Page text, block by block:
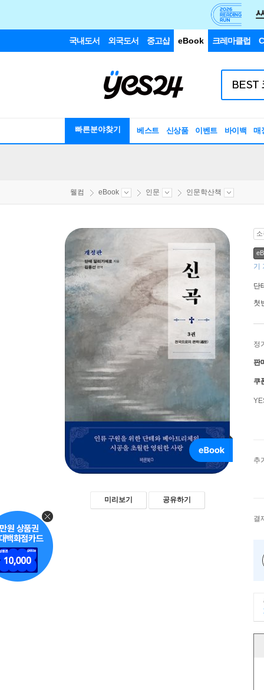
국내도서 외국도서 중고샵 eBook 크레마클럽
빠른분야찾기 베스트 신상품 이벤트 바이백 매
웰컴 eBook 인문 인문학산책
미리보기 공유하기
기
단
첫
정
판
쿠
추
결